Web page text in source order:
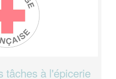
tâches à l'épicerie